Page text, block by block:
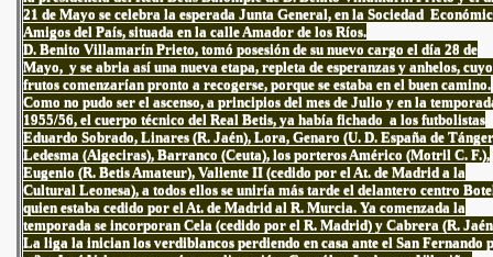
21 de Mayo se celebra la esperada Junta General, en la Sociedad
Amigos del País, situada en la calle Amador de los Ríos.
D. Benito Villamarín Prieto, tomó posesión de su nuevo cargo el día 28 de
Mayo, y se abria así una nueva etapa, repleta de esperanzas y anhelos,
frutos comenzarían pronto a recogerse, porque se estaba en el buen camino.
Como no pudo ser el ascenso, a principios del mes de Julio y en la
1955/56, el cuerpo técnico del Real Betis, ya había fichado a los futbolistas
Eduardo Sobrado, Linares (R. Jaén), Lora, Genaro (U. D. España de
Ledesma (Algeciras), Barranco (Ceuta), los porteros Américo (Motril C. F.),
Eugenio (R. Betis Amateur), Valiente II (cedido por el At. de Madrid a la
Cultural Leonesa), a todos ellos se uniría más tarde el delantero centro
quien estaba cedido por el At. de Madrid al R. Murcia. Ya comenzada la
temporada se incorporan Cela (cedido por el R. Madrid) y Cabrera (R.
La liga la inician los verdiblancos perdiendo en casa ante el San Fernando